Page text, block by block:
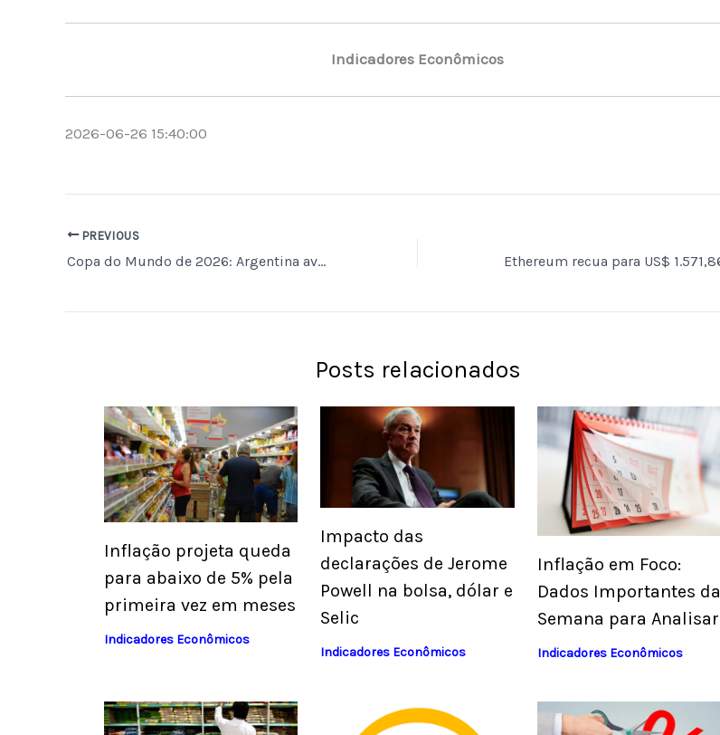
Indicadores Econômicos
2026-06-26 15:40:00
PREVIOUS
Copa do Mundo de 2026: Argentina avança com 100% de aproveitamento e Messi se destaca como artilheiro histórico
Posts relacionados
Inflação projeta queda
para abaixo de 5% pela
primeira vez em meses
Indicadores Econômicos
Impacto das
declarações de Jerome
Powell na bolsa, dólar e
Selic
Indicadores Econômicos
Inflação em Foco:
Dados Importantes da
Semana para Analisar
Indicadores Econômicos